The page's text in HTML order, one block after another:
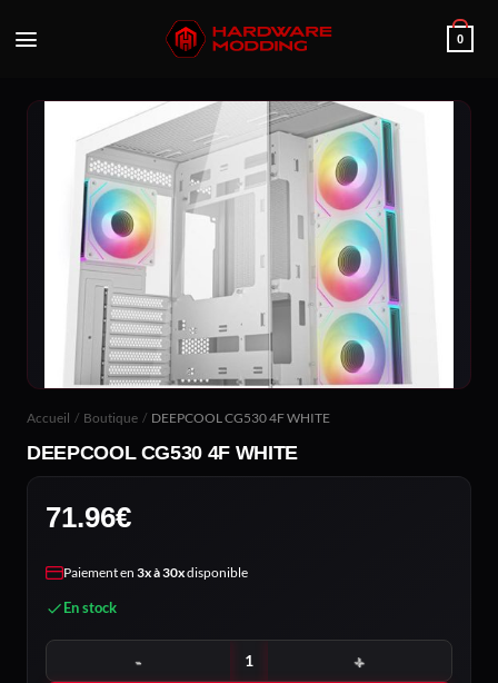
au
0
Accueil / Boutique / DEEPCOOL CG530 4F WHITE
DEEPCOOL CG530 4F WHITE
71.96€
Paiement en 3x à 30xdisponible
En stock
quantité de DEEPCOOL CG530 4F WHITE